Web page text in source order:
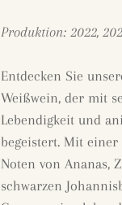
Produktion: 2022,
Entdecken Sie
Weißwein, der mit
Lebendigkeit und
begeistert. Mit
Noten von Ananas,
schwarzen